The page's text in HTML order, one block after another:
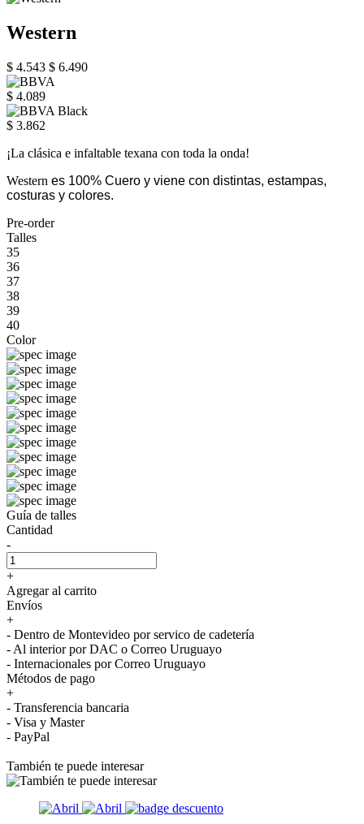
Western
$ 4.543 $ 6.490
$ 4.089
$ 3.862
¡La clásica e infaltable texana con toda la onda!
Western es 100% Cuero y viene con distintas, estampas,
costuras y colores.
Pre-order
Talles
35
36
37
38
39
40
Color
Guía de talles
Cantidad
-
+
Agregar al carrito
Envíos
+
- Dentro de Montevideo por servico de cadetería
- Al interior por DAC o Correo Uruguayo
- Internacionales por Correo Uruguayo
Métodos de pago
+
- Transferencia bancaria
- Visa y Master
- PayPal
También te puede interesar